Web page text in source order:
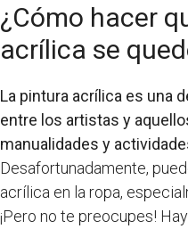
¿Cómo hacer
acrílica se
La pintura acrílica es una
entre los artistas y
manualidades y
Desafortunadamente,
acrílica en la ropa,
¡Pero no te preocupes!